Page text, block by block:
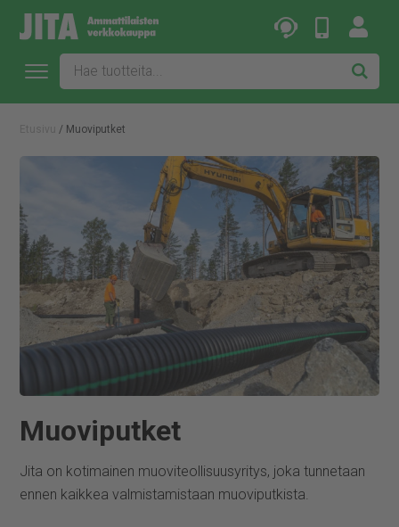
/ Muoviputket
Muoviputket
Jita on kotimainen muoviteollisuusyritys, joka tunnetaan
ennen kaikkea valmistamistaan muoviputkista.